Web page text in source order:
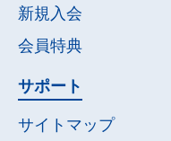
新規入会
会員特典
サポート
サイトマップ